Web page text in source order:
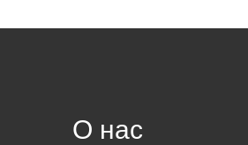
О нас